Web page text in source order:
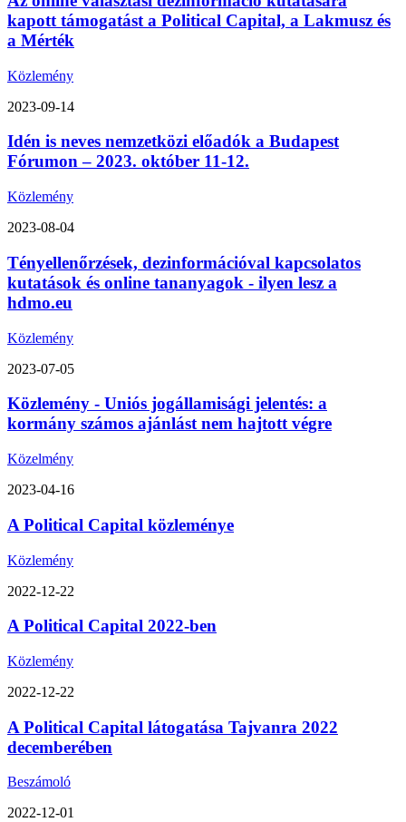
kapott támogatást a Political Capital, a Lakmusz és
a Mérték
Közlemény
2023-09-14
Idén is neves nemzetközi előadók a Budapest
Fórumon – 2023. október 11-12.
Közlemény
2023-08-04
Tényellenőrzések, dezinformációval kapcsolatos
kutatások és online tananyagok - ilyen lesz a
hdmo.eu
Közlemény
2023-07-05
Közlemény - Uniós jogállamisági jelentés: a
kormány számos ajánlást nem hajtott végre
Közelmény
2023-04-16
A Political Capital közleménye
Közlemény
2022-12-22
A Political Capital 2022-ben
Közlemény
2022-12-22
A Political Capital látogatása Tajvanra 2022
decemberében
Beszámoló
2022-12-01